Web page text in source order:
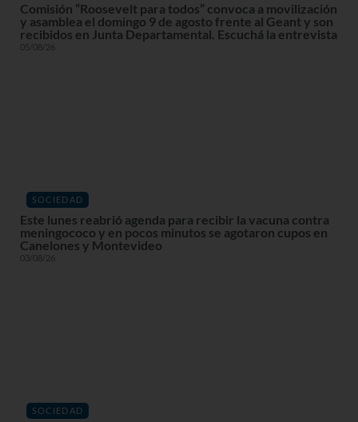
Comisión “Roosevelt para todos” convoca a movilización
y asamblea el domingo 9 de agosto frente al Geant y son
recibidos en Junta Departamental. Escuchá la entrevista
05/08/26
SOCIEDAD
Este lunes reabrió agenda para recibir la vacuna contra
meningococo y en pocos minutos se agotaron cupos en
Canelones y Montevideo
03/08/26
SOCIEDAD